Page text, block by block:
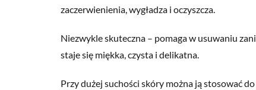
zaczerwienienia, wygładza i oczyszcza.
Niezwykle skuteczna – pomaga w usuwaniu
staje się miękka, czysta i delikatna.
Przy dużej suchości skóry można ją stosować